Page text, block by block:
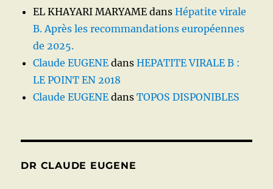
EL KHAYARI MARYAME dansHépatite virale
B. Après les recommandations européennes
de 2025.
Claude EUGENE dansHEPATITE VIRALE B :
LE POINT EN 2018
Claude EUGENE dansTOPOS DISPONIBLES
DR CLAUDE EUGENE